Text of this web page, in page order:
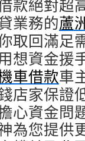
款絕對超
業務的蘆
取回滿足
想資金援
車借款車
店家保證
心資金問
為您提供